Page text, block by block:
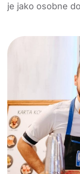
je jako osobne